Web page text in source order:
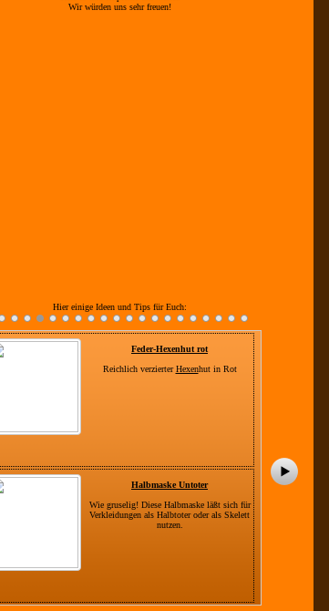
Wir würden uns sehr freuen!
Hier einige Ideen und Tips für Euch:
Feder-Hexenhut rot
Reichlich verzierterHexenhut in Rot
Halbmaske Untoter
Wie gruselig! Diese Halbmaske läßt sich für
Verkleidungen als Halbtoter oder als Skelett
nutzen.